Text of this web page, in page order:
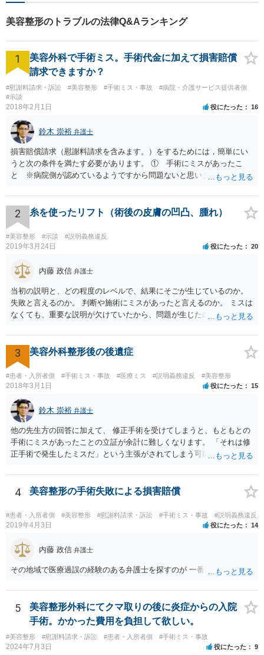
美容整形のトラブルの法律Q&Aランキング
1
美容外科で手術ミス。手術代金に加えて損害賠償
請求できますか？
#慰謝料請求・訴訟 #美容整形 #手術ミス・事故
#病院・介護サービス提供者側
#示談
2018年2月1日 役にたった 16
鈴木 崇裕 弁護士
損害賠償請求（慰謝料請求を含みます。）をするためには，簡単にい
うと次の条件を満たす必要があります。 ① 手術にミスがあったこ
と ※病院側が認めているようですから問題ないと思います。 ② 手
術のミスの「せいで」マスクが外せなくなったこと ④ 仕事を休まな
ければならなくなった「せいで」休業損害が発生したこと ⑤ マスク
を外せなくなった「せいで」経済的に評価できる精神的な損害が発生
したこと 「せいで」と強調した点が，内藤先生のご指摘なさる「相当
因果関係」です。 手術のミスと関係のないことまでは責任追及ができ
しく悪くなってしまったとか， 手術のミスの結果，入院期間が延びて
しまったとかいう事情があれば， 追加請求が可能な余地があります。
ただし，手術代の返金に応じた際に「これ以上金銭の請求はしませ
ん」という趣旨の合意をしてしまっていると， 上記の請求は，基本的
には困難となります。
2 糸を使ったリフト（術後の皮膚の凹凸、腫れ）
#美容整形 #示談 #説明義務違反
2019年3月24日 役にたった 20
内藤 政信 弁護士
当初の説明と、どの程度のレベルで、結果にそごが生じているのか。
失敗と言えるのか。 判断や施術にミスがあったと言えるのか。 ミスは
なくても、重要な説明が欠けていたから、問題が生じたのか。 美容整
3 美容外科整形後の後遺症
#患者・入所者側 #手術ミス・事故 #医療ミス #説明義務違反 #美容整形
2018年3月1日 役にたった 15
鈴木 崇裕 弁護士
他の先生方の回答に加えて、 修正手術を受けてしまうと、もともとの
手術にミスがあったことの立証が余計に難しくなります。 「それは修
正手術で発生したミスだ」という主張がされてしまう可能性があるか
検討なさっているのであれば、修正手術を受けるまえに弁護士に相談
して対応を決めることを強くお勧めいたします。
4 美容整形の手術失敗による損害賠償
#患者・入所者側 #美容整形 #慰謝料請求・訴訟 #手術ミス・事故 #説明義務違反
2019年4月3日 役にたった 14
内藤 政信 弁護士
その地域で医療過誤の経験のある弁護士を探すのが 一番近道だね。
5
美容整形外科にてクマ取りの後に炎症からの入院
手術。かかった費用を負担して欲しい。
#美容整形 #慰謝料請求・訴訟 #患者・入所者側 #手術ミス・事故
2024年7月3日 役にたった 9